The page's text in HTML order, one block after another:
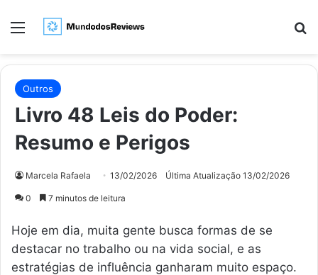
Menu
Outros
Livro 48 Leis do Poder:
Resumo e Perigos
Marcela Rafaela 13/02/2026 Última Atualização 13/02/2026
0 7 minutos de leitura
Hoje em dia, muita gente busca formas de se
destacar no trabalho ou na vida social, e as
estratégias de influência ganharam muito espaço.